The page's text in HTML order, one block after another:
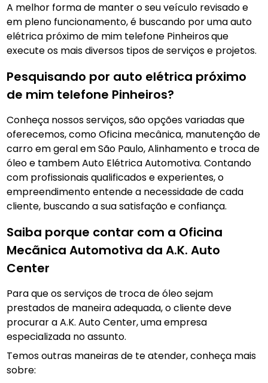
A melhor forma de manter o seu veículo revisado e
em pleno funcionamento, é buscando por uma auto
elétrica próximo de mim telefone Pinheirosque
execute os mais diversos tipos de serviços e projetos.
Pesquisando por auto elétrica próximo
de mim telefone Pinheiros?
Conheça nossos serviços, são opções variadas que
oferecemos, como Oficina mecânica, manutenção de
carro em geral em São Paulo, Alinhamento e troca de
óleo e tambem Auto Elétrica Automotiva. Contando
com profissionais qualificados e experientes, o
empreendimento entende a necessidade de cada
cliente, buscando a sua satisfação e confiança.
Saiba porque contar com a Oficina
Mecãnica Automotiva da A.K. Auto
Center
Para que os serviços de troca de óleo sejam
prestados de maneira adequada, o cliente deve
procurar a A.K. Auto Center, uma empresa
especializada no assunto.
Temos outras maneiras de te atender, conheça mais
sobre: